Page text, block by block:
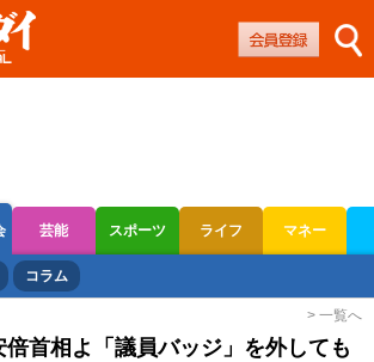
芸能 スポーツ ライフ マネー
オートレース
コラム
> 一覧へ
倍首相よ「議員バッジ」を外しても